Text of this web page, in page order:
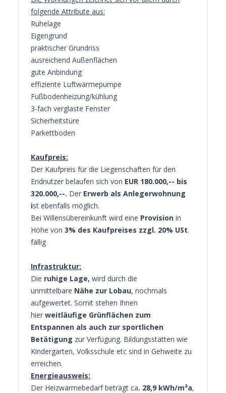
folgende Attribute aus:
Ruhelage
Eigengrund
praktischer Grundriss
ausreichend Außenflächen
gute Anbindung
effiziente Luftwärmepumpe
Fußbodenheizung/kühlung
3-fach verglaste Fenster
Sicherheitstüre
Parkettboden
Kaufpreis:
Der Kaufpreis für die Liegenschaften für den
Endnutzer belaufen sich von EUR 180.000,-- bis
320.000,--. Der Erwerb als Anlegerwohnung
ist ebenfalls möglich.
Bei Willensübereinkunft wird eine Provision in
Höhe von 3% des Kaufpreises zzgl. 20% USt.
fällig
Infrastruktur:
Die ruhige Lage, wird durch die
unmittelbare Nähe zur Lobau, nochmals
aufgewertet. Somit stehen Ihnen
hier weitläufige Grünflächen zum
Entspannen als auch zur sportlichen
Betätigung zur Verfügung. Bildungsstätten wie
Kindergarten, Volksschule etc sind in Gehweite zu
erreichen.
Energieausweis:
Der Heizwärmebedarf beträgt ca. 28,9 kWh/m²a,